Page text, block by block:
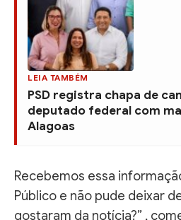
LEIA TAMBÉM
PSD registra chapa de
deputado federal com
Alagoas
Recebemos essa
Público e não pude deixar
gostaram da notícia?” ,